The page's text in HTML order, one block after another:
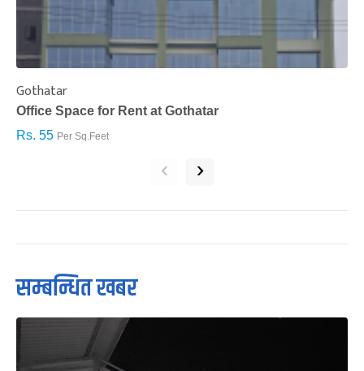
Gothatar
Office Space for Rent at Gothatar
Rs. 55 Per Sq.Feet
‹ ›
सम्बन्धित खबर